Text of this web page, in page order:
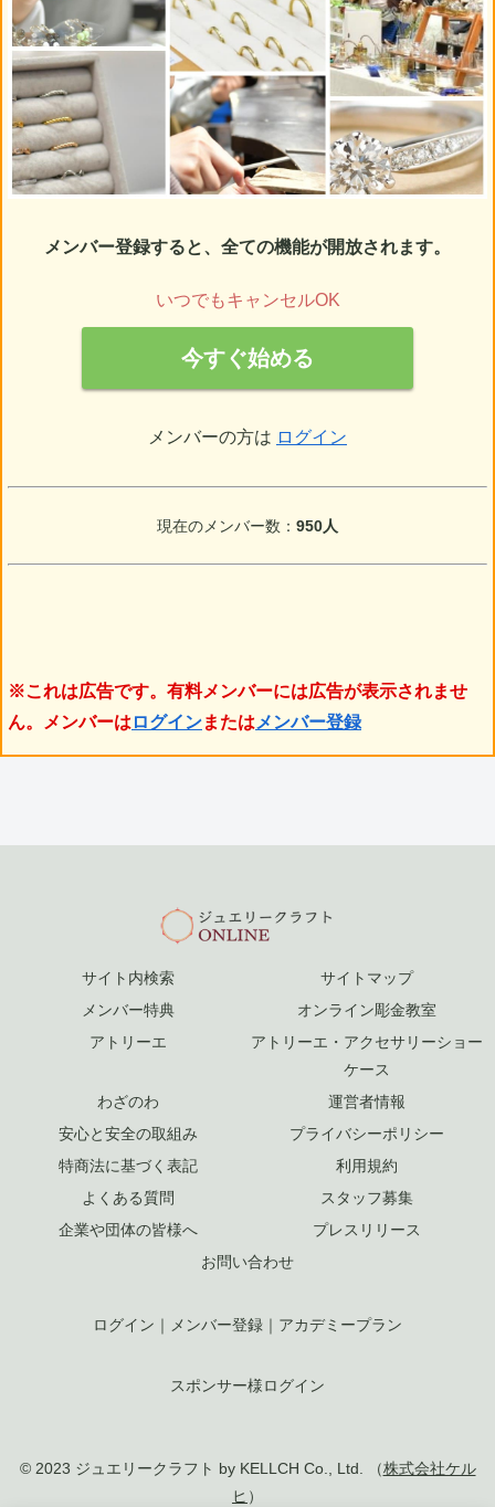
メンバー登録すると、全ての機能が開放されます。
いつでもキャンセルOK
今すぐ始める
メンバーの方は ログイン
現在のメンバー数： 950人
※これは広告です。有料メンバーには広告が表示されませ
ん。メンバーは ログインまたは メンバー登録
サイト内検索
サイトマップ
メンバー特典
オンライン彫金教室
アトリーエ
アトリーエ・アクセサリーショー
ケース
わざのわ
運営者情報
安心と安全の取組み
プライバシーポリシー
特商法に基づく表記
利用規約
よくある質問
スタッフ募集
企業や団体の皆様へ
プレスリリース
お問い合わせ
ログイン ｜ メンバー登録 ｜ アカデミープラン
スポンサー様ログイン
© 2023 ジュエリークラフト by KELLCH Co., Ltd. （株式会社ケル
ヒ ）